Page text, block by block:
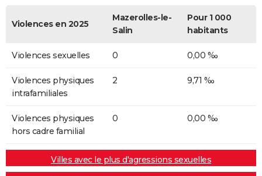
Violences en 2025
Mazerolles-le-
Salin
Pour 1 000
habitants
Violences sexuelles 0 0,00 ‰
Violences physiques
intrafamiliales
2 9,71 ‰
Violences physiques
hors cadre familial
0 0,00 ‰
Villes avec le plus d'agressions sexuelles